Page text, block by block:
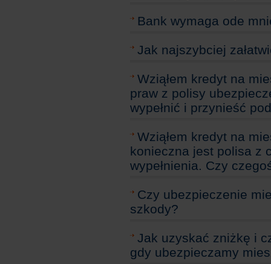
Bank wymaga ode
Jak najszybciej
Wziąłem kredyt na
praw z polisy
wypełnić i przynieść
Wziąłem kredyt na
konieczna jest polisa z
wypełnienia. Czy
Czy ubezpieczenie
szkody?
Jak uzyskać zniżkę i
gdy ubezpieczamy